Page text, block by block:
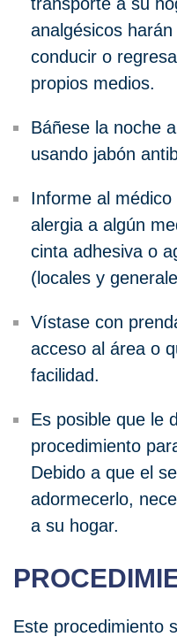
analgésicos
conducir o
propios medios.
Báñese la noche
usando jabón
Informe al
alergia a algún
cinta adhesiva o
(locales y
Vístase con
acceso al área o
facilidad.
Es posible que le
procedimiento
Debido a que el
adormecerlo,
a su hogar.
Este procedimiento